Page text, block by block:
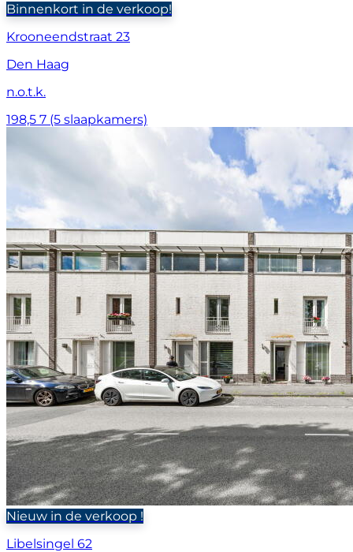
Binnenkort in de verkoop!
Krooneendstraat 23
Den Haag
n.o.t.k.
198,5 7 (5 slaapkamers)
Nieuw in de verkoop !
Libelsingel 62